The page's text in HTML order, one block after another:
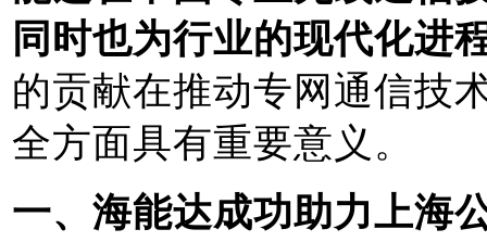
同时也为行业的现代化进
的贡献在推动专网通信技
全方面具有重要意义。
一、海能达成功助力上海